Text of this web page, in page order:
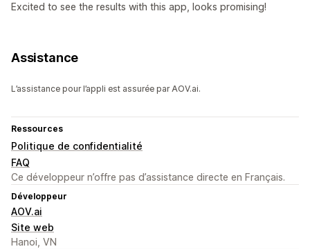
Excited to see the results with this app, looks promising!
Assistance
L’assistance pour l’appli est assurée par AOV.ai.
Ressources
Politique de confidentialité
FAQ
Ce développeur n’offre pas d’assistance directe en Français.
Développeur
AOV.ai
Site web
Hanoi, VN